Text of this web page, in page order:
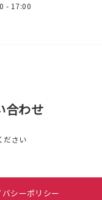
- 17:00
合わせ
ださい
バシーポリシー